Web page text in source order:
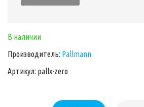
В наличии
Производитель: Pallmann
Артикул: pallx-zero